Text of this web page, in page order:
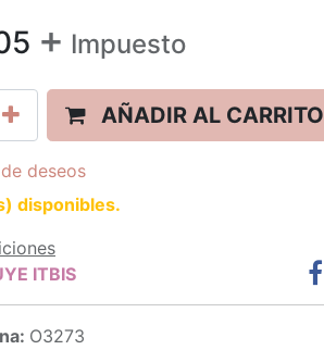
+ Impuesto
AÑADIR AL CARRITO
deseos
disponibles.
ITBIS
O3273